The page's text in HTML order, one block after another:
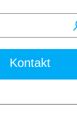
Kontakt